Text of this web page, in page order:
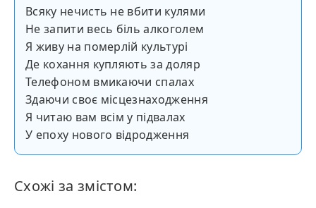
Всяку нечисть не вбити кулями
Не запити весь біль алкоголем
Я живу на померлій культурі
Де кохання купляють за доляр
Телефоном вмикаючи спалах
Здаючи своє місцезнаходження
Я читаю вам всім у підвалах
У епоху нового відродження
Схожі за змістом: